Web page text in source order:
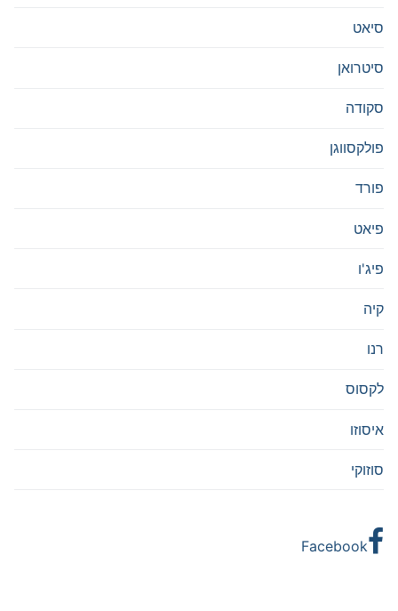
סיאט
סיטרואן
סקודה
פולקסווגן
פורד
פיאט
פיג'ו
קיה
רנו
לקסוס
איסוזו
סוזוקי
Facebook